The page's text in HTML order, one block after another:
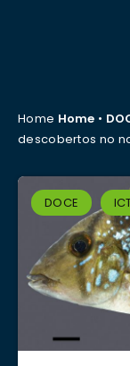
Home Home •
descobertos no
DOCE